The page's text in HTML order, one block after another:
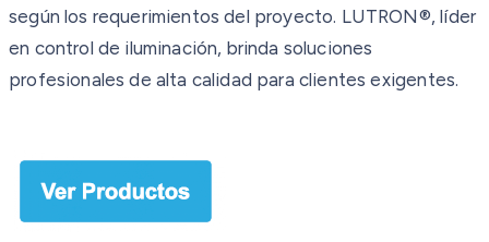
según los requerimientos del proyecto. LUTRON®, líder
en control de iluminación, brinda soluciones
profesionales de alta calidad para clientes exigentes.